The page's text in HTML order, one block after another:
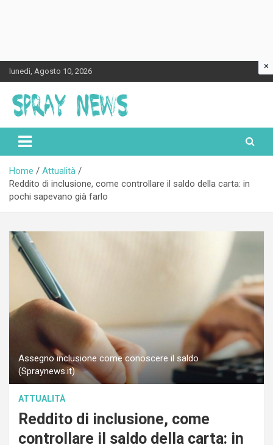
Skip
to
content
lunedì, Agosto 10, 2026
Spraynews.it
Home
Attualità
Reddito di inclusione, come controllare il saldo della carta: in
pochi sapevano già farlo
Assegno inclusione come conoscere il saldo
(Spraynews.it)
ATTUALITÀ
Reddito di inclusione, come
controllare il saldo della carta: in
×